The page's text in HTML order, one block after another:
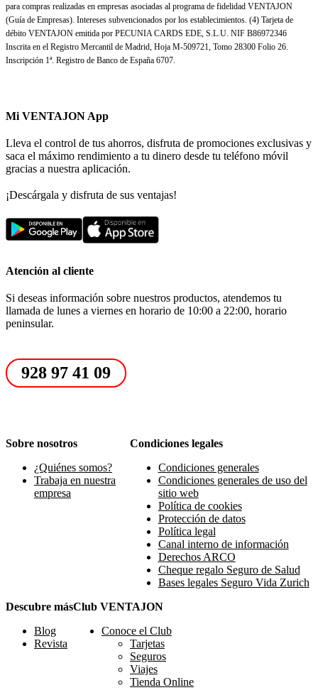
para compras realizadas en empresas asociadas al programa de fidelidad VENTAJON
(Guía de Empresas). Intereses subvencionados por los establecimientos. (4) Tarjeta de
débito VENTAJON emitida por PECUNIA CARDS EDE, S.L.U. NIF B86972346
Inscrita en el Registro Mercantil de Madrid, Hoja M-509721, Tomo 28300 Folio 26.
Inscripción 1ª. Registro de Banco de España 6707.
Mi VENTAJON App
Lleva el control de tus ahorros, disfruta de promociones exclusivas y
saca el máximo rendimiento a tu dinero desde tu teléfono móvil
gracias a nuestra aplicación.
¡Descárgala y disfruta de sus ventajas!
Atención al cliente
Si deseas información sobre nuestros productos, atendemos tu
llamada de lunes a viernes en horario de 10:00 a 22:00, horario
peninsular.
928 97 41 09
Sobre nosotros
¿Quiénes somos?
Trabaja en nuestra
empresa
Condiciones legales
Condiciones generales
Condiciones generales de uso del
sitio web
Política de cookies
Protección de datos
Política legal
Canal interno de información
Derechos ARCO
Cheque regalo Seguro de Salud
Bases legales Seguro Vida Zurich
Descubre más
Blog
Revista
Club VENTAJON
Conoce el Club
Tarjetas
Seguros
Viajes
Tienda Online